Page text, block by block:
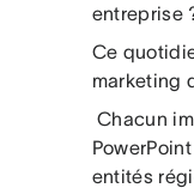
entreprise
Ce
marketing
Chacun
entités